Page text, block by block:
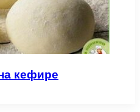
кефире